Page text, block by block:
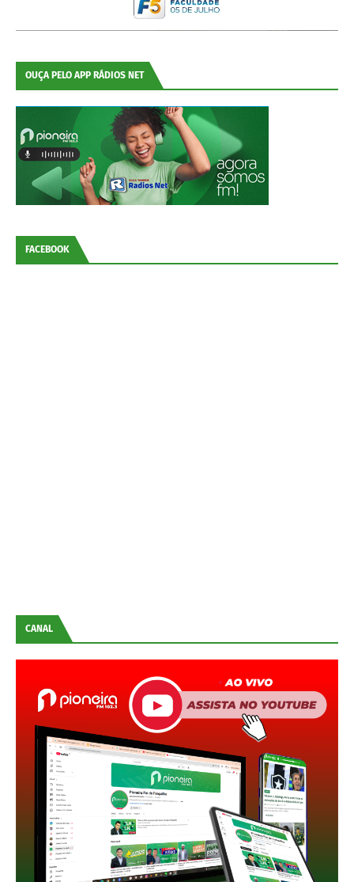
OUÇA PELO APP RÁDIOS NET
FACEBOOK
CANAL